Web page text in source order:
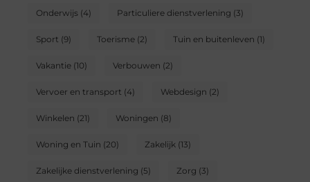
Onderwijs(4) Particuliere dienstverlening (3)
Sport (9) Toerisme(2) Tuin en buitenleven (1)
Vakantie(10) Verbouwen (2)
Vervoer en transport (4) Webdesign (2)
Winkelen (21) Woningen (8)
Woning en Tuin (20) Zakelijk(13)
Zakelijke dienstverlening (5) Zorg (3)